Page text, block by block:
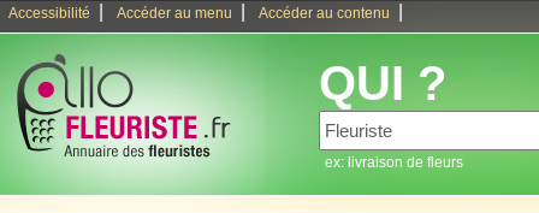
Accessibilité Accéder au menu Accéder au contenu
QUI ?
ex: livraison de fleurs